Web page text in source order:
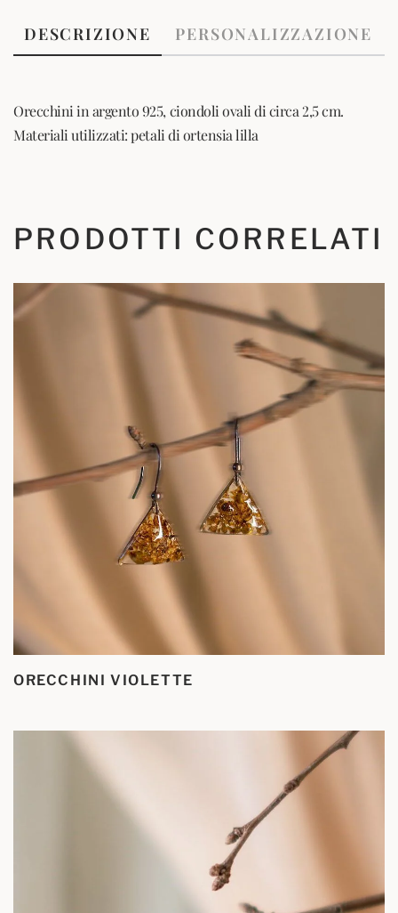
DESCRIZIONE PERSONALIZZAZIONE
Orecchini in argento 925, ciondoli ovali di circa 2,5 cm.
Materiali utilizzati: petali di ortensia lilla
PRODOTTI CORRELATI
ORECCHINI VIOLETTE